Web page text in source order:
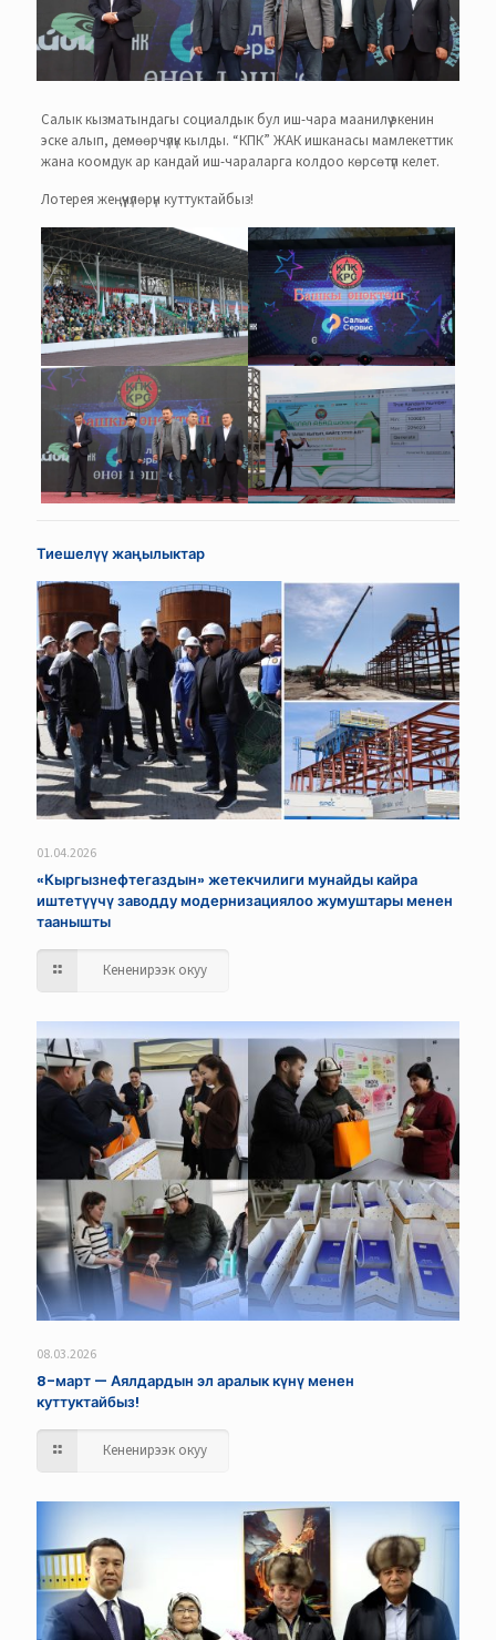
Салык кызматындагы социалдык бул иш-чара маанилүү экенин
эске алып, демөөрчүлүк кылды. “КПК” ЖАК ишканасы мамлекеттик
жана коомдук ар кандай иш-чараларга колдоо көрсөтүп келет.
Лотерея жеңүүчүлөрүн куттуктайбыз!
Тиешелүү жаңылыктар
01.04.2026
«Кыргызнефтегаздын» жетекчилиги мунайды кайра
иштетүүчү заводду модернизациялоо жумуштары менен
таанышты
Кененирээк окуу
08.03.2026
8-март — Аялдардын эл аралык күнү менен
куттуктайбыз!
Кененирээк окуу